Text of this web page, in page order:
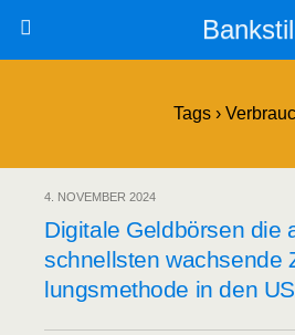
Bankstil
Tags ›
4. NOVEMBER 2024
Digi­ta­le Geld­bör­sen die
schnells­ten wach­sen­de
lungs­me­tho­de in den